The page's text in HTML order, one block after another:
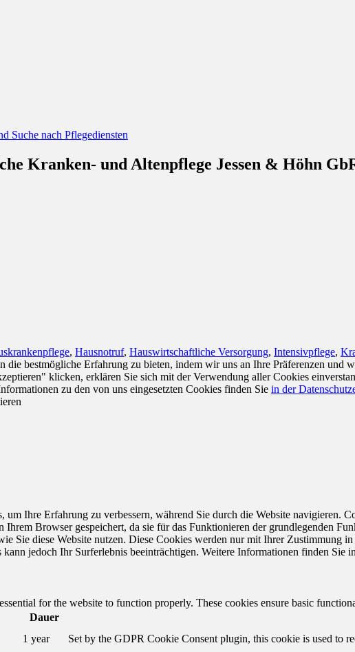
und Suche nach
Kranken- und Altenpflege Jessen & Höhn
, Hausnotruf, Hauswirtschaftliche Versorgung, Intensivpflege,
die bestmögliche Erfahrung zu bieten, indem wir uns an Ihre Präferenzen und
klicken, erklären Sie sich mit der Verwendung aller Cookies
zu den von uns eingesetzten Cookies finden Sie in der
um Ihre Erfahrung zu verbessern, während Sie durch die Website navigieren.
Ihrem Browser gespeichert, da sie für das Funktionieren der grundlegenden
Sie diese Website nutzen. Diese Cookies werden nur mit Ihrer
jedoch Ihr Surferlebnis beeinträchtigen. Weitere Informationen finden Sie
for the website to function properly. These cookies ensure basic
Dauer
1 year Set by the GDPR Cookie Consent plugin, this cookie is used to